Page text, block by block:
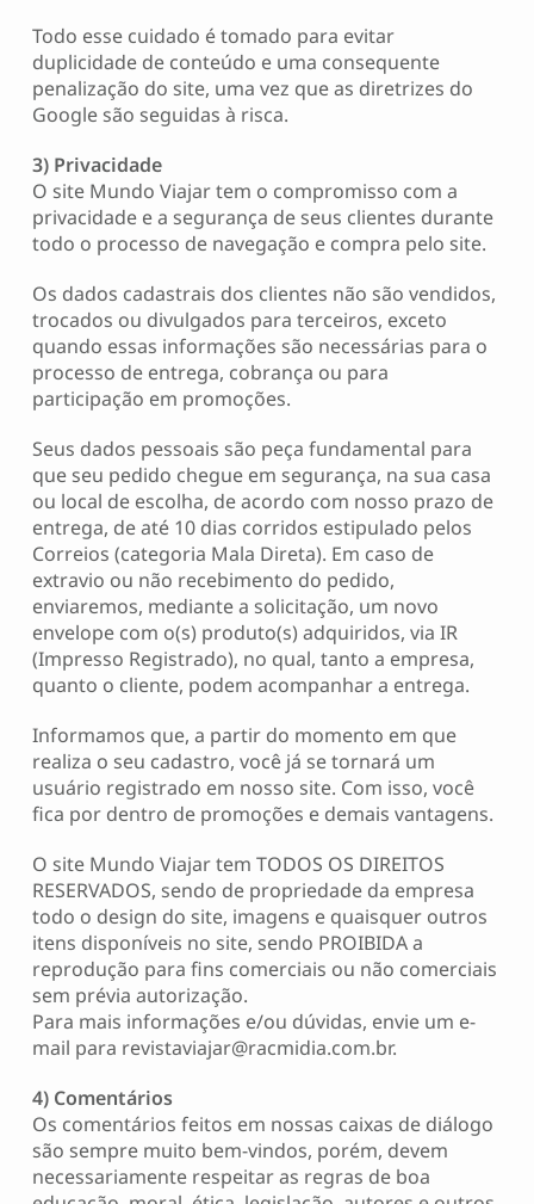
Todo esse cuidado é tomado para evitar
duplicidade de conteúdo e uma consequente
penalização do site, uma vez que as diretrizes do
Google são seguidas à risca.
3) Privacidade
O site Mundo Viajar tem o compromisso com a
privacidade e a segurança de seus clientes durante
todo o processo de navegação e compra pelo site.
Os dados cadastrais dos clientes não são vendidos,
trocados ou divulgados para terceiros, exceto
quando essas informações são necessárias para o
processo de entrega, cobrança ou para
participação em promoções.
Seus dados pessoais são peça fundamental para
que seu pedido chegue em segurança, na sua casa
ou local de escolha, de acordo com nosso prazo de
entrega, de até 10 dias corridos estipulado pelos
Correios (categoria Mala Direta). Em caso de
extravio ou não recebimento do pedido,
enviaremos, mediante a solicitação, um novo
envelope com o(s) produto(s) adquiridos, via IR
(Impresso Registrado), no qual, tanto a empresa,
quanto o cliente, podem acompanhar a entrega.
Informamos que, a partir do momento em que
realiza o seu cadastro, você já se tornará um
usuário registrado em nosso site. Com isso, você
fica por dentro de promoções e demais vantagens.
O site Mundo Viajar tem TODOS OS DIREITOS
RESERVADOS, sendo de propriedade da empresa
todo o design do site, imagens e quaisquer outros
itens disponíveis no site, sendo PROIBIDA a
reprodução para fins comerciais ou não comerciais
sem prévia autorização.
Para mais informações e/ou dúvidas, envie um e-
mail para revistaviajar@racmidia.com.br.
4) Comentários
Os comentários feitos em nossas caixas de diálogo
são sempre muito bem-vindos, porém, devem
necessariamente respeitar as regras de boa